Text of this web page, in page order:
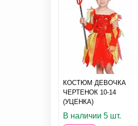
КОСТЮМ ДЕВОЧКА
ЧЕРТЕНОК 10-14
(УЦЕНКА)
В наличии 5 шт.